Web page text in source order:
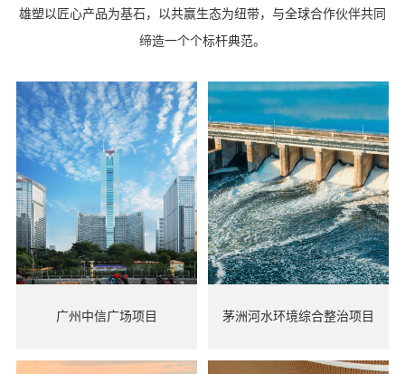
经典案例
雄塑以匠心产品为基石，以共赢生态为纽带，与全球合作伙伴共同
缔造一个个标杆典范。
广州中信广场项目 茅洲河水环境综合整治项目